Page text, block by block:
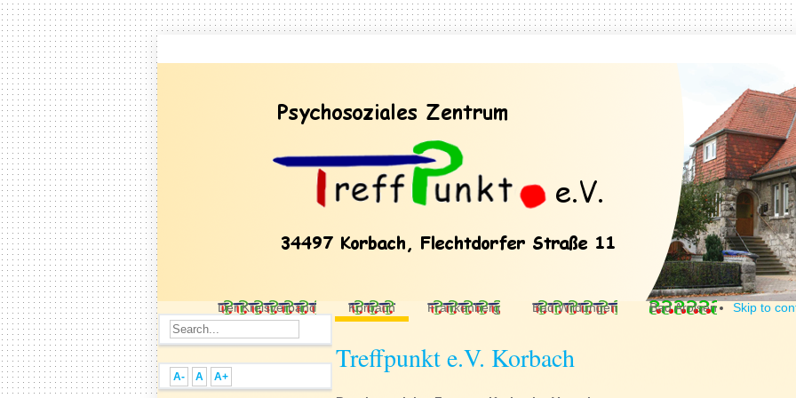
Der Kreisverband Korbach Frankenberg Bad Wildungen Bad Arolsen Skip to
Treffpunkt e.V. Korbach
A- A A+